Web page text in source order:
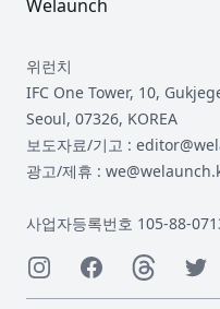
Welaunch
위런치
IFC One Tower, 10,
Seoul, 07326, KOREA
보도자료/기고 :
광고/제휴 :
사업자등록번호 105-88-
InstagramFacebookThreads